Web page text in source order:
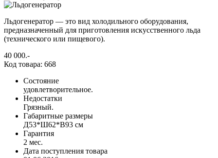
Льдогенератор — это вид холодильного оборудования,
предназначенный для приготовления искусственного льда
(технического или пищевого).
40 000.-
Код товара: 668
Состояние
удовлетворительное.
Недостатки
Грязный.
Габаритные размеры
Д53*Ш62*В93 см
Гарантия
2 мес.
Дата поступления товара